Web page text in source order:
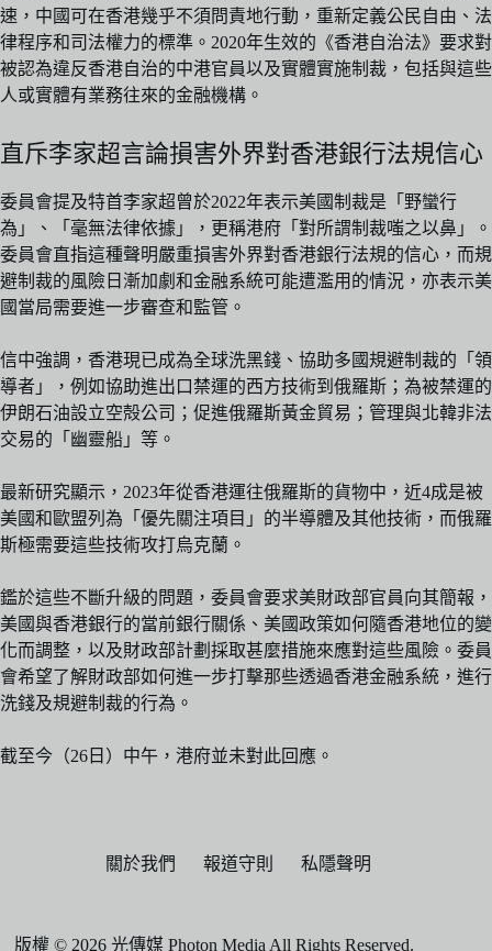
速，中國可在香港幾乎不須問責地行動，重新定義公民自由、法
律程序和司法權力的標準。2020年生效的《香港自治法》要求對
被認為違反香港自治的中港官員以及實體實施制裁，包括與這些
人或實體有業務往來的金融機構。
直斥李家超言論損害外界對香港銀行法規信心
委員會提及特首李家超曾於2022年表示美國制裁是「野蠻行
為」、「毫無法律依據」，更稱港府「對所謂制裁嗤之以鼻」。
委員會直指這種聲明嚴重損害外界對香港銀行法規的信心，而規
避制裁的風險日漸加劇和金融系統可能遭濫用的情況，亦表示美
國當局需要進一步審查和監管。
信中強調，香港現已成為全球洗黑錢、協助多國規避制裁的「領
導者」，例如協助進出口禁運的西方技術到俄羅斯；為被禁運的
伊朗石油設立空殻公司；促進俄羅斯黃金貿易；管理與北韓非法
交易的「幽靈船」等。
最新研究顯示，2023年從香港運往俄羅斯的貨物中，近4成是被
美國和歐盟列為「優先關注項目」的半導體及其他技術，而俄羅
斯極需要這些技術攻打烏克蘭。
鑑於這些不斷升級的問題，委員會要求美財政部官員向其簡報，
美國與香港銀行的當前銀行關係、美國政策如何隨香港地位的變
化而調整，以及財政部計劃採取甚麼措施來應對這些風險。委員
會希望了解財政部如何進一步打擊那些透過香港金融系統，進行
洗錢及規避制裁的行為。
截至今（26日）中午，港府並未對此回應。
關於我們 報道守則 私隱聲明
版權 © 2026 光傳媒 Photon Media All Rights Reserved.